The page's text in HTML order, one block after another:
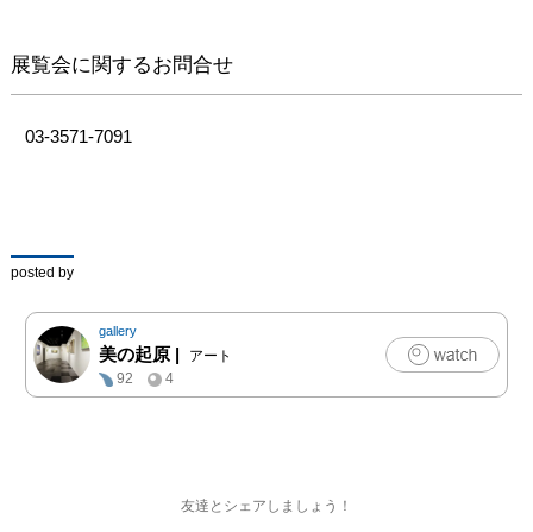
展覧会に関するお問合せ
03-3571-7091
posted by
gallery
美の起原 |
アート
92
4
友達とシェアしましょう！